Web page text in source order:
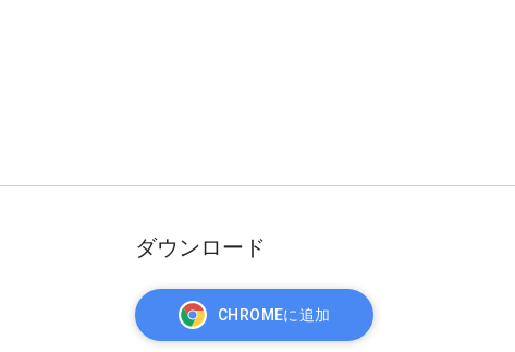
ダウンロード
CHROMEに追加